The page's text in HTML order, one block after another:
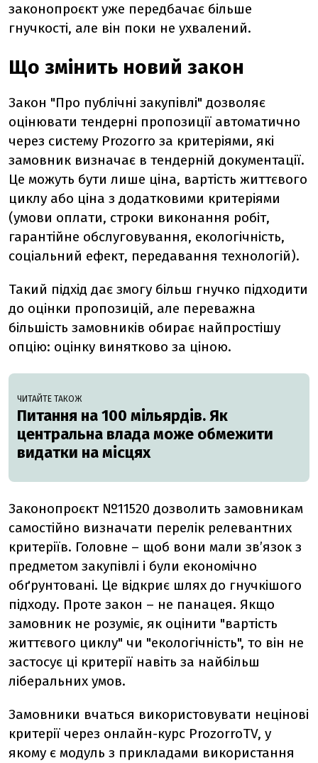
законопроєкт уже передбачає більше
гнучкості, але він поки не ухвалений.
Що змінить новий закон
Закон "Про публічні закупівлі" дозволяє
оцінювати тендерні пропозиції автоматично
через систему Prozorro за критеріями, які
замовник визначає в тендерній документації.
Це можуть бути лише ціна, вартість життєвого
циклу або ціна з додатковими критеріями
(умови оплати, строки виконання робіт,
гарантійне обслуговування, екологічність,
соціальний ефект, передавання технологій).
Такий підхід дає змогу більш гнучко підходити
до оцінки пропозицій, але переважна
більшість замовників обирає найпростішу
опцію: оцінку винятково за ціною.
ЧИТАЙТЕ ТАКОЖ
Питання на 100 мільярдів. Як
центральна влада може обмежити
видатки на місцях
Законопроєкт №11520 дозволить замовникам
самостійно визначати перелік релевантних
критеріїв. Головне – щоб вони мали зв’язок з
предметом закупівлі і були економічно
обґрунтовані. Це відкриє шлях до гнучкішого
підходу. Проте закон – не панацея. Якщо
замовник не розуміє, як оцінити "вартість
життєвого циклу" чи "екологічність", то він не
застосує ці критерії навіть за найбільш
ліберальних умов.
Замовники вчаться використовувати нецінові
критерії через онлайн-курс ProzorroTV, у
якому є модуль з прикладами використання